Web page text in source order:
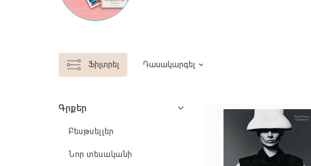
Ֆիլտրել Դասակարգել
Գրքեր
Բեսթսելլեր
Նոր տեսականի